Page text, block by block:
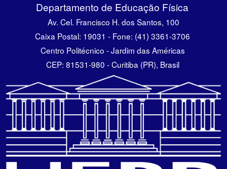
Departamento de Educação Física
Av. Cel. Francisco H. dos Santos, 100
Caixa Postal: 19031 - Fone: (41) 3361-3706
Centro Politécnico - Jardim das Américas
CEP: 81531-980 - Curitiba (PR), Brasil